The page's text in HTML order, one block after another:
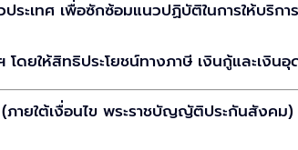
เทศ เพื่อซักซ้อมแนวปฏิบัติในการให้บริก
ยให้สิทธิประโยชน์ทางภาษี เงินกู้และเงิน
ยใต้เงื่อนไข พระราชบัญญัติประกันสังคม)